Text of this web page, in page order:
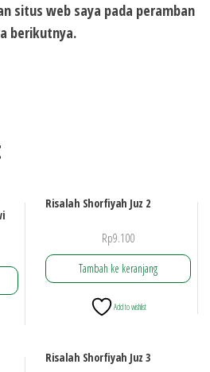
situs web saya pada peramban
berikutnya.
Risalah Shorfiyah Juz 2
Rp9.100
Tambah ke keranjang
Add to wishlist
Risalah Shorfiyah Juz 3